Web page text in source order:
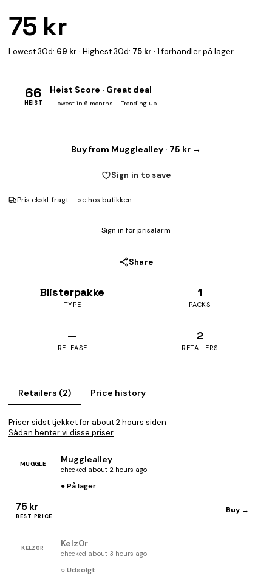
75 kr
Lowest 30d: 69 kr · Highest 30d: 75 kr · 1 forhandler på lager
66
HEIST
Heist Score · Great deal
Lowest in 6 months Trending up
Buy from Mugglealley · 75 kr →
Sign in to save
Pris ekskl. fragt — se hos butikken
Sign in for prisalarm
Share
Blisterpakke
TYPE
1
PACKS
—
RELEASE
2
RETAILERS
Retailers (2) Price history
Priser sidst tjekket for about 2 hours siden
Sådan henter vi disse priser
MUGGLE Mugglealley
checked about 2 hours ago
● På lager
75 kr
BEST PRICE
Buy →
KELZ0R Kelz0r
checked about 3 hours ago
○ Udsolgt